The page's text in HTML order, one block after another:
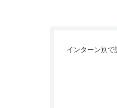
インターン別で